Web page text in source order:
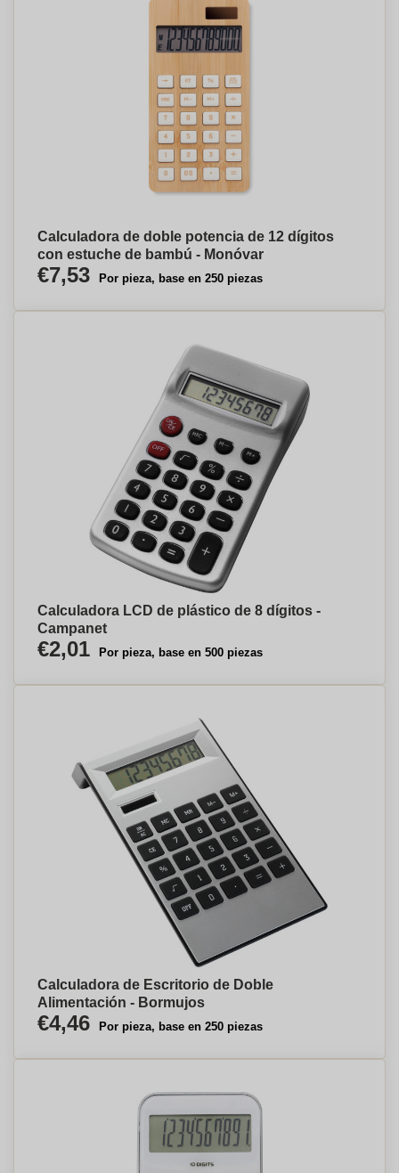
Calculadora de doble potencia de 12 dígitos
con estuche de bambú - Monóvar
€7,53 Por pieza, base en 250 piezas
Calculadora LCD de plástico de 8 dígitos -
Campanet
€2,01 Por pieza, base en 500 piezas
Calculadora de Escritorio de Doble
Alimentación - Bormujos
€4,46 Por pieza, base en 250 piezas